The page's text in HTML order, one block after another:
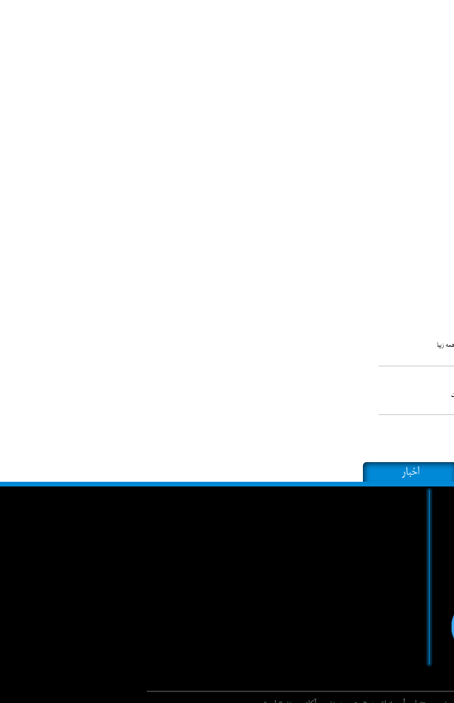
از ۳۱ اوت تا ۱۰ سپتامبر ۲۰۲۲ برگزار شد. مستند همه زیبا
اخبار